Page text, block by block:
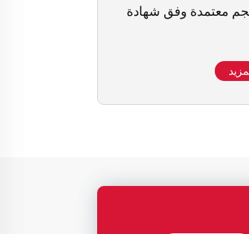
كجم معتمدة وفق شهادة